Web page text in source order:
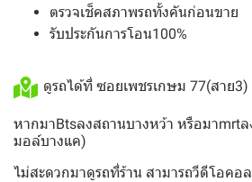
ตรวจเช็คสภาพรถทั้งคันก่อนขาย
รับประกันการโอน100%
ดูรถได้ที่ ซอยเพชรเกษม 77(สาย
หากมาBtsลงสถานบางหว้า หรือมาmrt
มอล์บางแค)
ไม่สะดวกมาดูรถที่ร้าน สามารถวีดีโอคอ